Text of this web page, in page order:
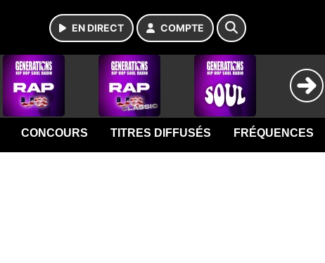
EN DIRECT COMPTE
CONCOURS TITRES DIFFUSÉS FRÉQUENCES